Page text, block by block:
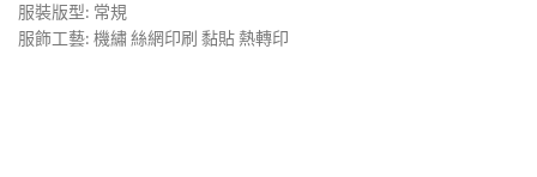
服裝版型: 常規
服飾工藝: 機繡 絲網印刷 黏貼 熱轉印